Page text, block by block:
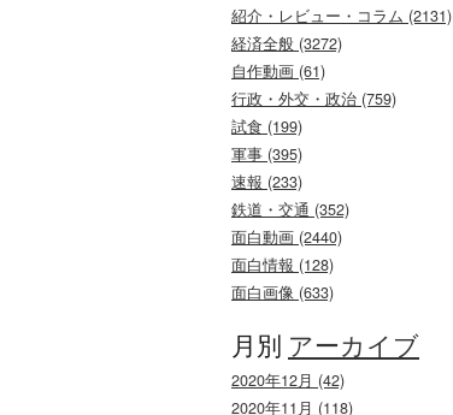
紹介・レビュー・コラム (2131)
経済全般 (3272)
自作動画 (61)
行政・外交・政治 (759)
試食 (199)
軍事 (395)
速報 (233)
鉄道・交通 (352)
面白動画 (2440)
面白情報 (128)
面白画像 (633)
月別 アーカイブ
2020年12月 (42)
2020年11月 (118)